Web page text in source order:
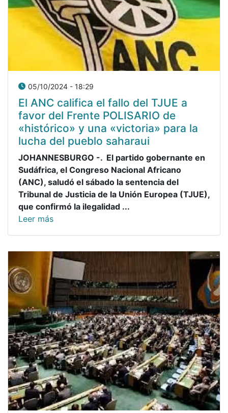
05/10/2024 - 18:29
El ANC califica el fallo del TJUE a
favor del Frente POLISARIO de
«histórico» y una «victoria» para la
lucha del pueblo saharaui
JOHANNESBURGO -. El partido gobernante en
Sudáfrica, el Congreso Nacional Africano
(ANC), saludó el sábado la sentencia del
Tribunal de Justicia de la Unión Europea (TJUE),
que confirmó la ilegalidad ...
Leer más